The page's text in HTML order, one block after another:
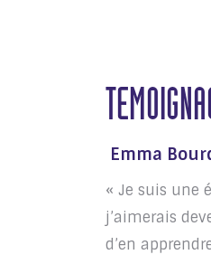
Emma
« Je suis une
j’aimerais
d’en